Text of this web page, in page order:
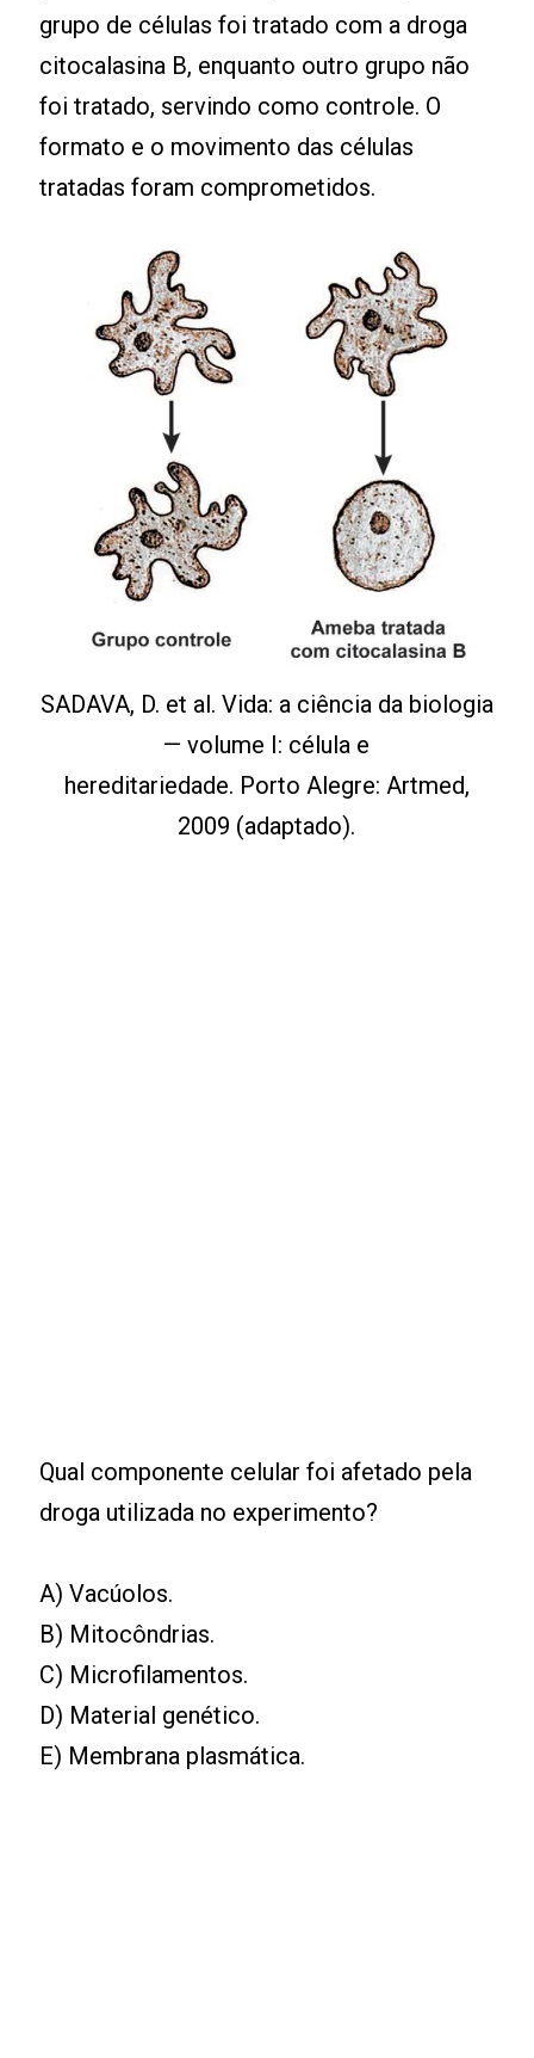
grupo de células foi tratado com a droga
citocalasina B, enquanto outro grupo não
foi tratado, servindo como controle. O
formato e o movimento das células
tratadas foram comprometidos.
SADAVA, D. et al. Vida: a ciência da biologia
— volume I: célula e
hereditariedade. Porto Alegre: Artmed,
2009 (adaptado).
Qual componente celular foi afetado pela
droga utilizada no experimento?
A) Vacúolos.
B) Mitocôndrias.
C) Microfilamentos.
D) Material genético.
E) Membrana plasmática.